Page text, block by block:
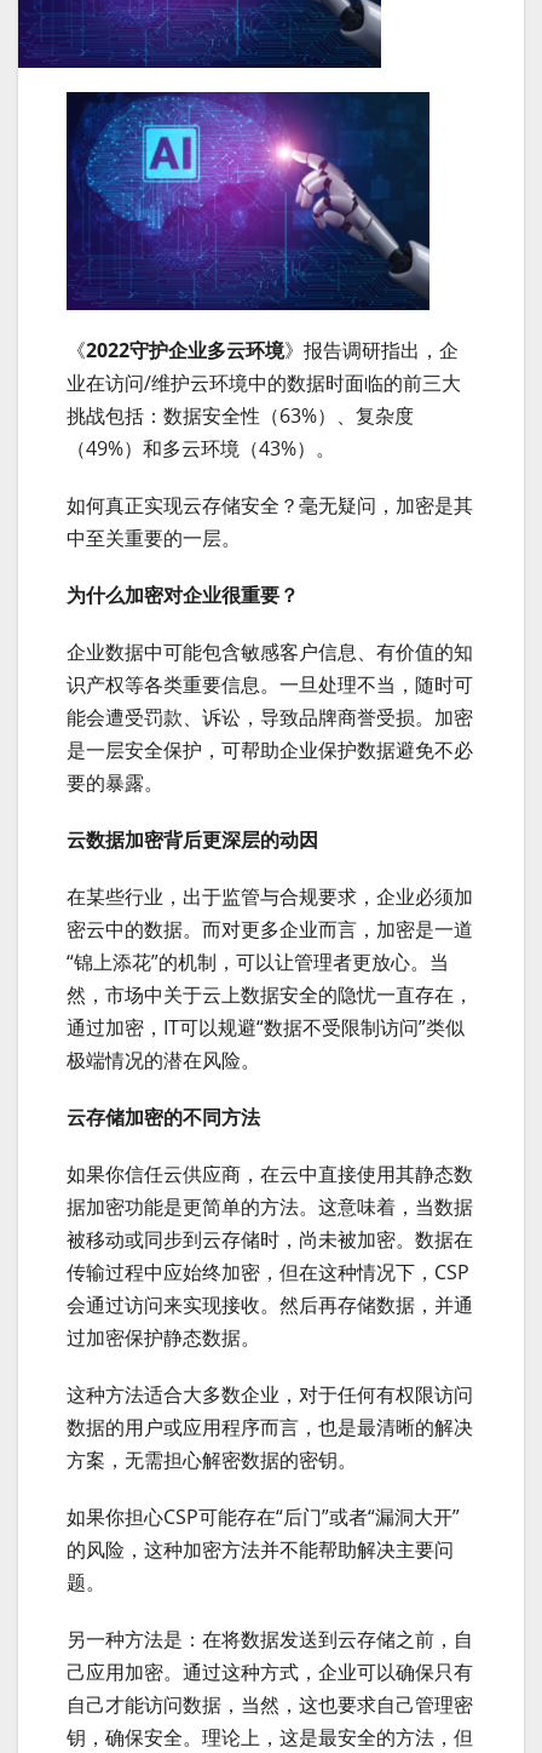
《2022守护企业多云环境》报告调研指出，企
业在访问/维护云环境中的数据时面临的前三大
挑战包括：数据安全性（63%）、复杂度
（49%）和多云环境（43%）。
如何真正实现云存储安全？毫无疑问，加密是其
中至关重要的一层。
为什么加密对企业很重要？
企业数据中可能包含敏感客户信息、有价值的知
识产权等各类重要信息。一旦处理不当，随时可
能会遭受罚款、诉讼，导致品牌商誉受损。加密
是一层安全保护，可帮助企业保护数据避免不必
要的暴露。
云数据加密背后更深层的动因
在某些行业，出于监管与合规要求，企业必须加
密云中的数据。而对更多企业而言，加密是一道
“锦上添花”的机制，可以让管理者更放心。当
然，市场中关于云上数据安全的隐忧一直存在，
通过加密，IT可以规避“数据不受限制访问”类似
极端情况的潜在风险。
云存储加密的不同方法
如果你信任云供应商，在云中直接使用其静态数
据加密功能是更简单的方法。这意味着，当数据
被移动或同步到云存储时，尚未被加密。数据在
传输过程中应始终加密，但在这种情况下，CSP
会通过访问来实现接收。然后再存储数据，并通
过加密保护静态数据。
这种方法适合大多数企业，对于任何有权限访问
数据的用户或应用程序而言，也是最清晰的解决
方案，无需担心解密数据的密钥。
如果你担心CSP可能存在“后门”或者“漏洞大开”
的风险，这种加密方法并不能帮助解决主要问
题。
另一种方法是：在将数据发送到云存储之前，自
己应用加密。通过这种方式，企业可以确保只有
自己才能访问数据，当然，这也要求自己管理密
钥，确保安全。理论上，这是最安全的方法，但